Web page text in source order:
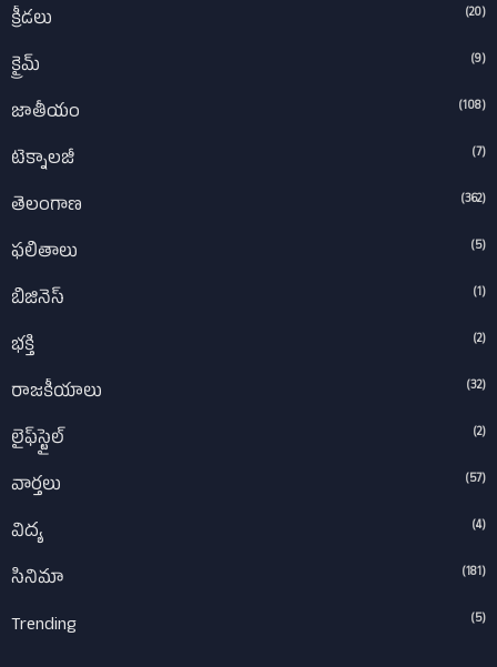
క్రీడలు (20)
క్రైమ్ (9)
జాతీయం (108)
టెక్నాలజీ (7)
తెలంగాణ (362)
ఫలితాలు (5)
బిజినెస్ (1)
భక్తి (2)
రాజకీయాలు (32)
లైఫ్‌స్టైల్‌ (2)
వార్తలు (57)
విద్య (4)
సినిమా (181)
Trending (5)